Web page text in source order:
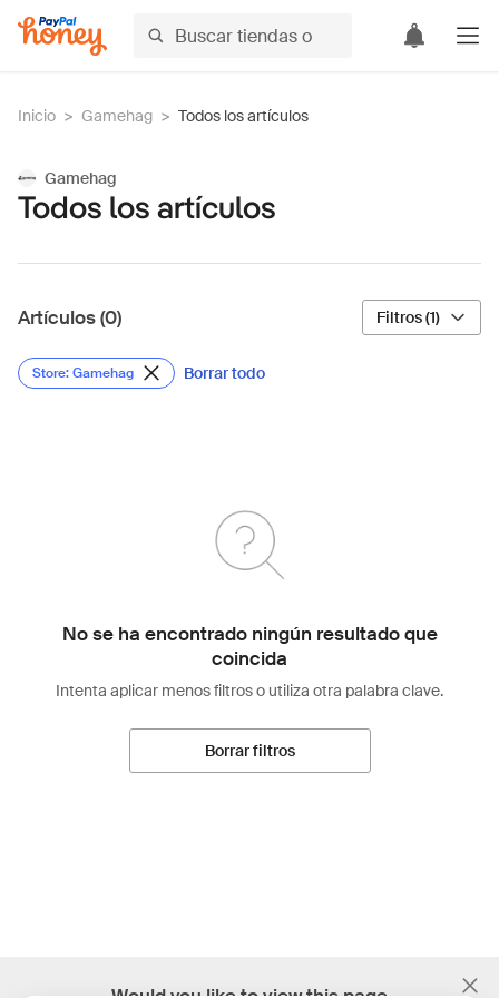
Inicio > Gamehag > Todos los artículos
Gamehag
Todos los artículos
Artículos (0) Filtros (1)
Store: Gamehag Borrar todo
No se ha encontrado ningún resultado que
coincida
Intenta aplicar menos filtros o utiliza otra palabra clave.
Borrar filtros